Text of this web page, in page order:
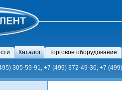
Каталог Торговое оборудование
305-59-91, +7 (499) 372-49-36, +7